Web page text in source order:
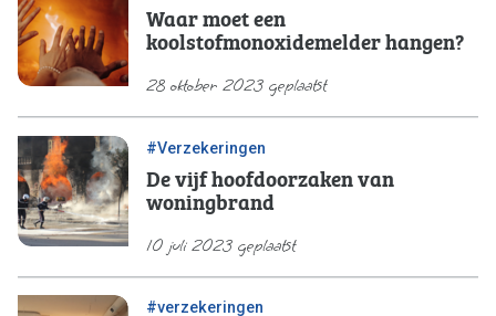
Waar moet een
koolstofmonoxidemelder hangen?
28 oktober 2023 geplaatst
#Verzekeringen
De vijf hoofdoorzaken van
woningbrand
10 juli 2023 geplaatst
#verzekeringen